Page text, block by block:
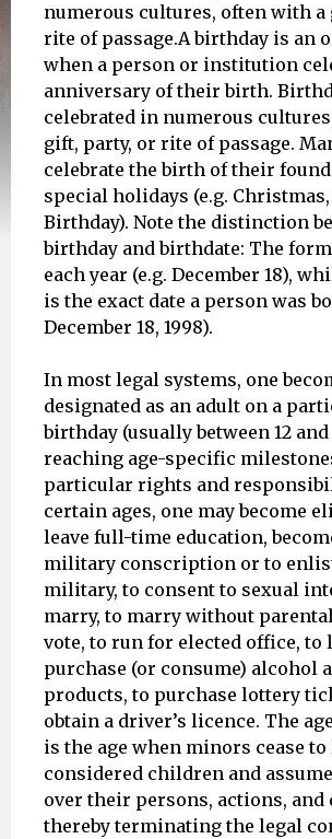
numerous cultures, often with a
rite of passage.A birthday is an
when a person or institution
anniversary of their birth.
celebrated in numerous
gift, party, or rite of passage.
celebrate the birth of their
special holidays (e.g. Christmas,
Birthday). Note the distinction
birthday and birthdate: The
each year (e.g. December 18),
is the exact date a person was
December 18, 1998).
In most legal systems, one
designated as an adult on a
birthday (usually between 12 and
reaching age-specific
particular rights and
certain ages, one may become
leave full-time education,
military conscription or to
military, to consent to sexual
marry, to marry without
vote, to run for elected office, to
purchase (or consume) alcohol
products, to purchase lottery
obtain a driver’s licence. The
is the age when minors cease to
considered children and
over their persons, actions, and
thereby terminating the legal